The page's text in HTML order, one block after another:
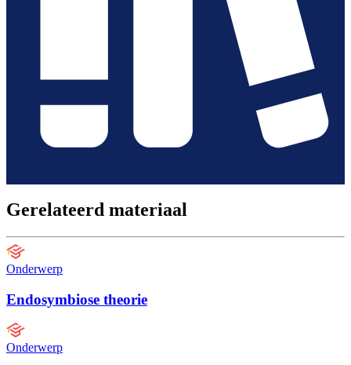
Gerelateerd materiaal
Onderwerp
Endosymbiose theorie
Onderwerp